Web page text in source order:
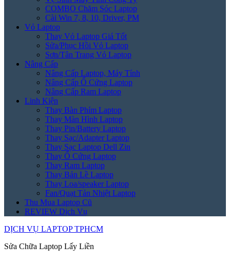
COMBO Chăm Sóc Laptop
Cài Win 7, 8, 10, Driver, PM
Vỏ Laptop
Thay Vỏ Laptop Giá Tốt
Sửa/Phục Hồi Vỏ Laptop
Sơn/Tân Trang Vỏ Laptop
Nâng Cấp
Nâng Cấp Laptop, Máy Tính
Nâng Cấp Ổ Cứng Laptop
Nâng Cấp Ram Laptop
Linh Kiện
Thay Bàn Phím Laptop
Thay Màn Hình Laptop
Thay Pin/Battery Laptop
Thay Sạc/Adapter Laptop
Thay Sạc Laptop Dell Zin
Thay Ổ Cứng Laptop
Thay Ram Laptop
Thay Bản Lề Laptop
Thay Loa/speaker Laptop
Fan/Quạt Tản Nhiệt Laptop
Thu Mua Laptop Cũ
REVIEW Dịch Vụ
DỊCH VỤ LAPTOP TPHCM
Sửa Chữa Laptop Lấy Liền